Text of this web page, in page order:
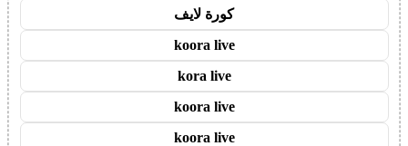
كورة لايف
koora live
kora live
koora live
koora live